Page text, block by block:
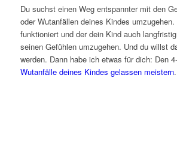
Du suchst einen Weg entspannter mit den
oder Wutanfällen deines Kindes
funktioniert und der dein Kind auch
seinen Gefühlen umzugehen. Und du willst
werden. Dann habe ich etwas für dich: Den
Wutanfälle deines Kindes gelassen meistern.